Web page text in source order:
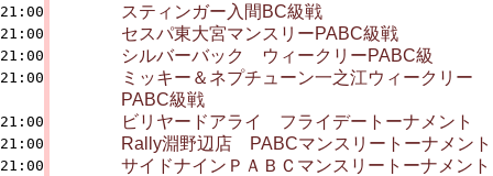
21:00 スティンガー入間BC級戦
21:00 セスパ東大宮マンスリーPABC級戦
21:00 シルバーバック ウィークリーPABC級
21:00
ミッキー＆ネプチューン一之江ウィークリー
PABC級戦
21:00 ビリヤードアライ フライデートーナメント
21:00 Rally淵野辺店 PABCマンスリートーナメント
21:00 サイドナインＰＡＢＣマンスリートーナメント